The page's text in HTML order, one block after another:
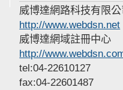
威博達網路科技有限
http://www.webdsn.net
威博達網域註冊中心
http://
tel:04-22610127
fax:04-22601487